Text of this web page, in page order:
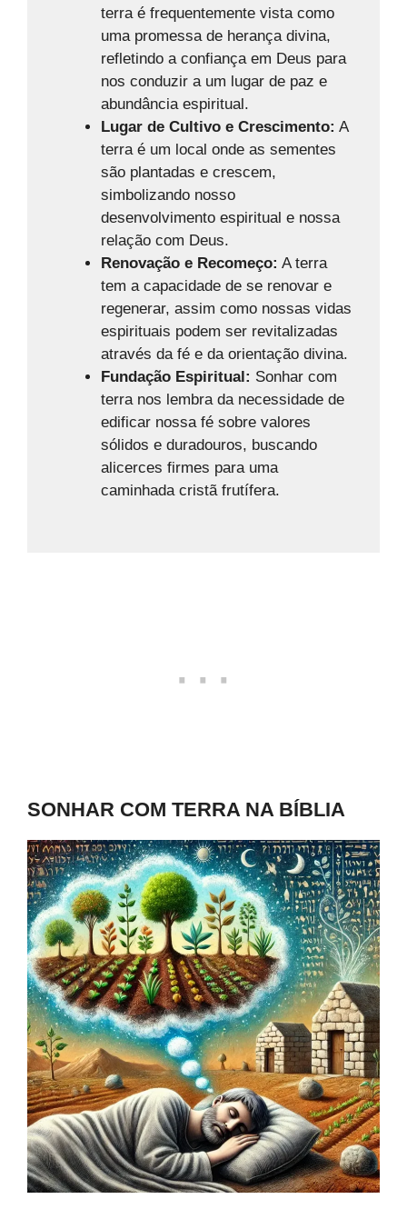
terra é frequentemente vista como
uma promessa de herança divina,
refletindo a confiança em Deus para
nos conduzir a um lugar de paz e
abundância espiritual.
Lugar de Cultivo e Crescimento: A
terra é um local onde as sementes
são plantadas e crescem,
simbolizando nosso
desenvolvimento espiritual e nossa
relação com Deus.
Renovação e Recomeço: A terra
tem a capacidade de se renovar e
regenerar, assim como nossas vidas
espirituais podem ser revitalizadas
através da fé e da orientação divina.
Fundação Espiritual: Sonhar com
terra nos lembra da necessidade de
edificar nossa fé sobre valores
sólidos e duradouros, buscando
alicerces firmes para uma
caminhada cristã frutífera.
SONHAR COM TERRA NA BÍBLIA